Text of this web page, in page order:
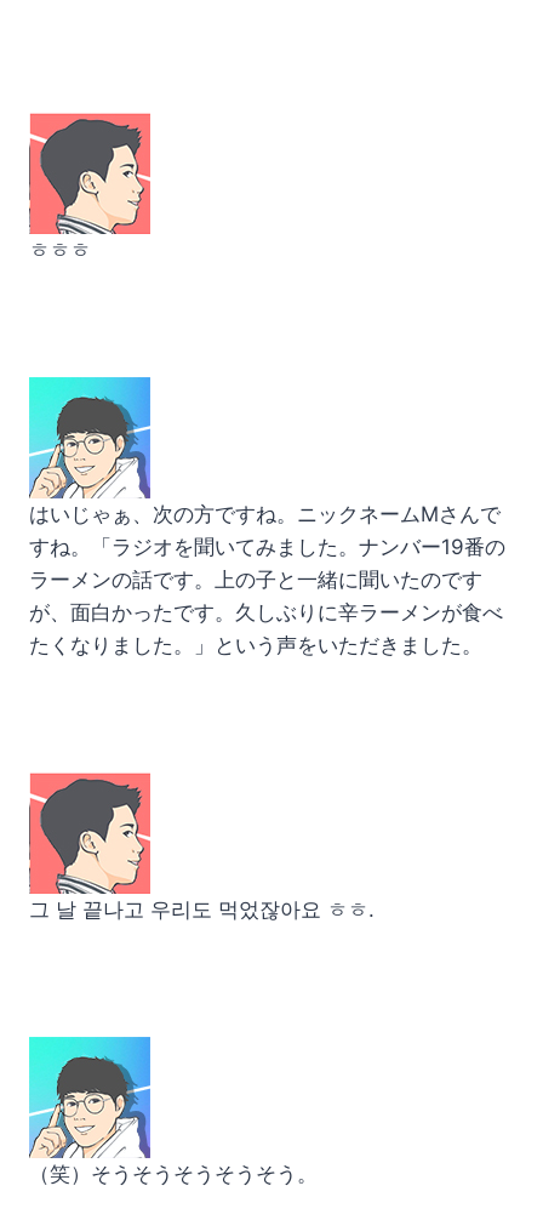
ㅎㅎㅎ
はいじゃぁ、次の方ですね。ニックネームMさんで
すね。「ラジオを聞いてみました。ナンバー19番の
ラーメンの話です。上の子と一緒に聞いたのです
が、面白かったです。久しぶりに辛ラーメンが食べ
たくなりました。」という声をいただきました。
그 날 끝나고 우리도 먹었잖아요 ㅎㅎ.
（笑）そうそうそうそうそう。